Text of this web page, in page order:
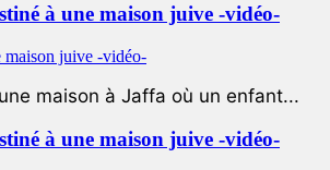
à une maison juive -vidéo-
maison à Jaffa où un enfant...
à une maison juive -vidéo-